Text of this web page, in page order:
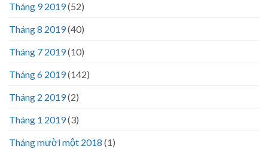
Tháng 9 2019(52)
Tháng 8 2019(40)
Tháng 7 2019(10)
Tháng 6 2019(142)
Tháng 2 2019(2)
Tháng 1 2019(3)
Tháng mười một 2018 (1)